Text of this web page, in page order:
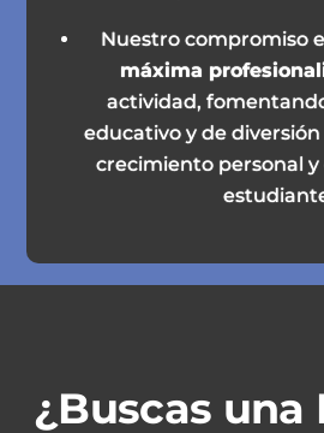
Nuestro compromiso
máxima
actividad,
educativo y de diversión
crecimiento personal y
¿Buscas una